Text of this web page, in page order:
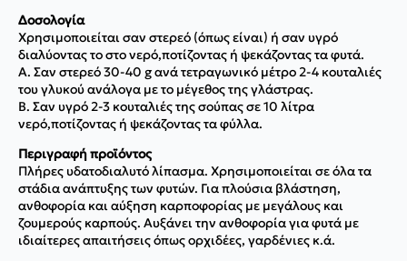
Δοσολογία
Χρησιμοποιείται σαν στερεό (όπως είναι) ή σαν υγρό
διαλύοντας το στο νερό,ποτίζοντας ή ψεκάζοντας τα φυτά.
Α. Σαν στερεό 30-40 g ανά τετραγωνικό μέτρο 2-4 κουταλιές
του γλυκού ανάλογα με το μέγεθος της γλάστρας.
Β. Σαν υγρό 2-3 κουταλιές της σούπας σε 10 λίτρα
νερό,ποτίζοντας ή ψεκάζοντας τα φύλλα.
Περιγραφή προϊόντος
Πλήρες υδατοδιαλυτό λίπασμα. Χρησιμοποιείται σε όλα τα
στάδια ανάπτυξης των φυτών. Για πλούσια βλάστηση,
ανθοφορία και αύξηση καρποφορίας με μεγάλους και
ζουμερούς καρπούς. Αυξάνει την ανθοφορία για φυτά με
ιδιαίτερες απαιτήσεις όπως ορχιδέες, γαρδένιες κ.ά.